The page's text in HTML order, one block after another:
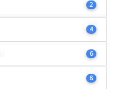
2
4
6
8